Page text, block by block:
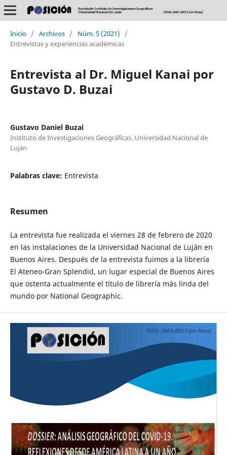
Inicio / Archivos / Núm. 5 (2021)
/
Entrevistas y experiencias académicas
Entrevista al Dr. Miguel Kanai por
Gustavo D. Buzai
Gustavo Daniel Buzai
Instituto de Investigaciones Geográficas. Universidad Nacional de
Luján
Palabras clave: Entrevista
Resumen
La entrevista fue realizada el viernes 28 de febrero de 2020
en las instalaciones de la Universidad Nacional de Luján en
Buenos Aires. Después de la entrevista fuimos a la librería
El Ateneo-Gran Splendid, un lugar especial de Buenos Aires
que ostenta actualmente el título de librería más linda del
mundo por National Geographic.